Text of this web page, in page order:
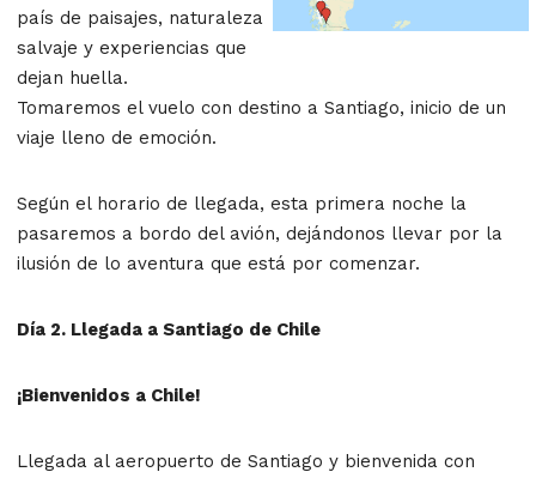
país de paisajes, naturaleza
salvaje y experiencias que
dejan huella.
Tomaremos el vuelo con destino a Santiago, inicio de un
viaje lleno de emoción.
Según el horario de llegada, esta primera noche la
pasaremos a bordo del avión, dejándonos llevar por la
ilusión de lo aventura que está por comenzar.
Día 2. Llegada a Santiago de Chile
¡Bienvenidos a Chile!
Llegada al aeropuerto de Santiago y bienvenida con